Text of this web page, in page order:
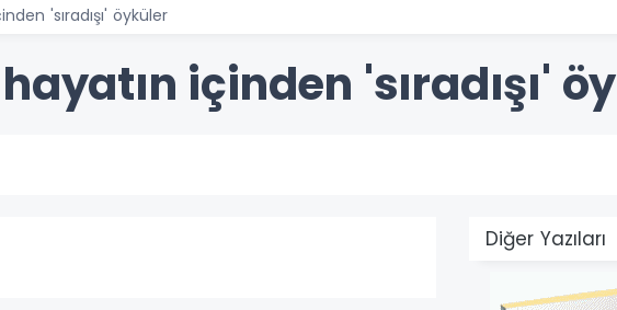
'sıradışı' öyküler
içinden 'sıradışı'
Diğer Yazıları